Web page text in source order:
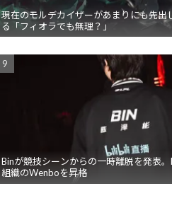
現在のモルデカイザーがあまりにも先出
る「フィオラでも無理？」
Binが競技シーンからの一時離脱を発表。
組織のWenboを昇格